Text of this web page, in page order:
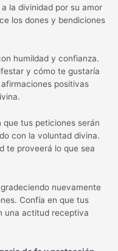
la divinidad por su amor
los dones y bendiciones
humildad y confianza.
y cómo te gustaría
positivas
que tus peticiones serán
con la voluntad divina.
te proveerá lo que sea
nuevamente
Confía en que tus
una actitud receptiva